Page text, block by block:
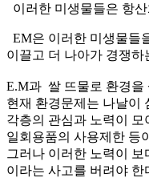
이러한 미생물들은 항
EM은 이러한 미생물들
이끌고 더 나아가 경쟁
E.M과 쌀 뜨물로 환경을
현재 환경문제는 나날이
각층의 관심과 노력이
일회용품의 사용제한 등
그러나 이러한 노력이
이라는 사고를 버려야 한